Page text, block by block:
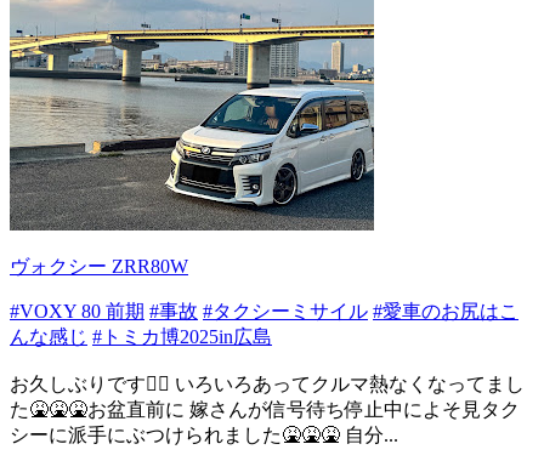
ヴォクシー ZRR80W
#VOXY 80 前期 #事故 #タクシーミサイル #愛車のお尻はこ
んな感じ #トミカ博2025in広島
お久しぶりです🙇‍♂️ いろいろあってクルマ熱なくなってまし
た🤮🤮🤮お盆直前に 嫁さんが信号待ち停止中によそ見タク
シーに派手にぶつけられました🤮🤮🤮 自分...